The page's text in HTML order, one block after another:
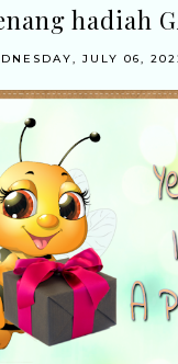
hadiah
JULY 06,